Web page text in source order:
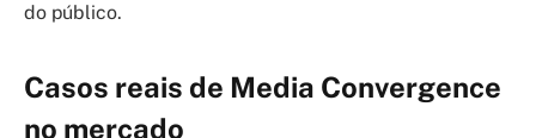
do público.
Casos reais de Media Convergence
no mercado